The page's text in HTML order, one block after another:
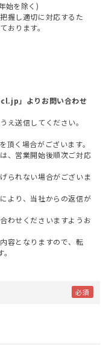
始を除く)
握し適切に対応するた
おります。
」よりお問い合わせ
え送信してください。
頂く場合がございます。
、営業開始後順次ご対応
られない場合がございま
より、当社からの返信が
わせくださいますようお
容となりますので、転